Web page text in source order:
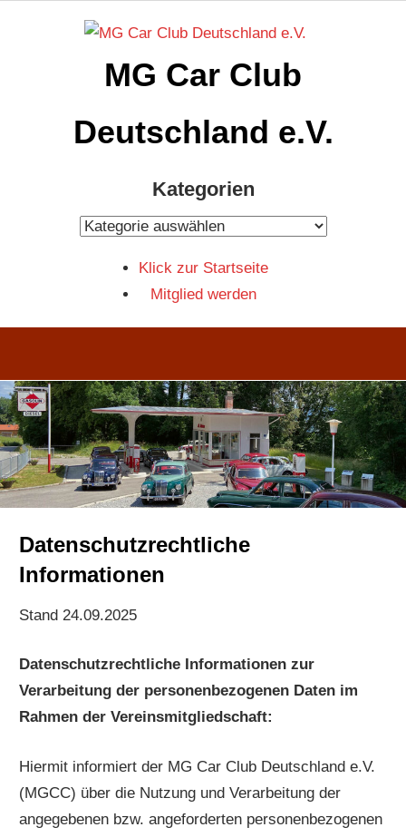
MG Car Club
Deutschland e.V.
Kategorien
Kategorien
Klick zur Startseite
Mitglied werden
Datenschutzrechtliche
Informationen
Stand 24.09.2025
Datenschutzrechtliche Informationen zur
Verarbeitung der personenbezogenen Daten im
Rahmen der Vereinsmitgliedschaft:
Hiermit informiert der MG Car Club Deutschland e.V.
(MGCC) über die Nutzung und Verarbeitung der
angegebenen bzw. angeforderten personenbezogenen